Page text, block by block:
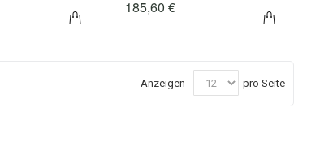
185,60 €
Anzeigen pro Seite